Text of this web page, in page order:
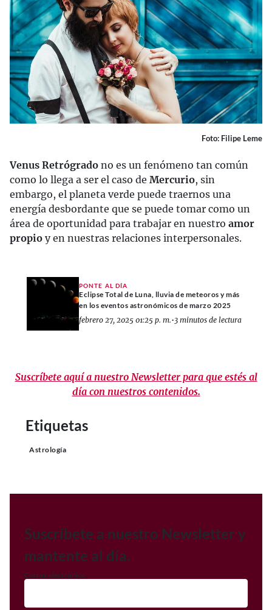
Foto: Filipe Leme
Venus Retrógrado no es un fenómeno tan común
como lo llega a ser el caso de Mercurio, sin
embargo, el planeta verde puede traernos una
energía desbordante que se puede tomar como un
área de oportunidad para trabajar en nuestro amor
propio y en nuestras relaciones interpersonales.
PONTE AL DÍA
Eclipse Total de Luna, lluvia de meteoros y más
en los eventos astronómicos de marzo 2025
febrero 27, 2025 01:25 p. m.•3 minutos de lectura
Suscríbete aquí a nuestro Newsletter para que estés al
día con nuestros contenidos.
Etiquetas
Astrología
Suscríbete a nuestro Newsletter y
mantente al día.
Correo electrónico